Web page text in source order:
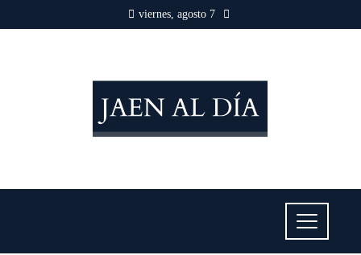
viernes, agosto 7